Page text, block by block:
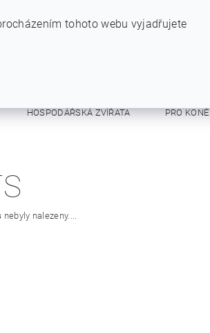
HOSPODÁŘSKÁ ZVÍŘATA PRO KONĚ
nebyly nalezeny....
tohoto webu vyjadřujete